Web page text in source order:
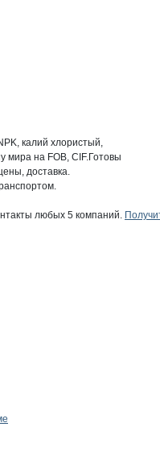
калий хлористый,
мира на FOB, CIF.Готовы
доставка.
любых 5 компаний.
ООО